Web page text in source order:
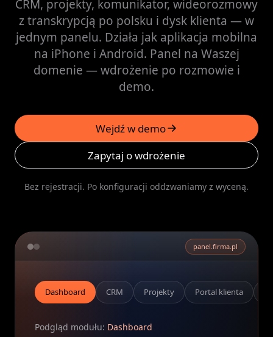
CRM, projekty, komunikator, wideorozmowy
z transkrypcją po polsku i dysk klienta — w
jednym panelu. Działa jak aplikacja mobilna
na iPhone i Android. Panel na Waszej
domenie — wdrożenie po rozmowie i
demo.
Wejdź w demo(otwiera w nowej karcie)
Zapytaj o wdrożenie
Bez rejestracji. Po konfiguracji oddzwaniamy z wyceną.
panel.firma.pl
Dashboard CRM Projekty Portal klienta
Podgląd modułu: Dashboard